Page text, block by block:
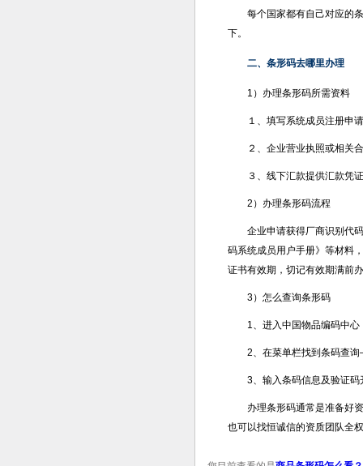
每个国家都有自己对应的
下。
二、条形码去哪里办理
1）办理条形码所需资料
１、填写系统成员注册申
２、企业营业执照或相关
３、线下汇款提供汇款凭
2）办理条形码流程
企业申请获得厂商识别代
码系统成员用户手册》等材料
证书有效期，切记有效期满前
3）怎么查询条形码
1、进入中国物品编码中
2、在菜单栏找到条码查
3、输入条码信息及验证码
办理条形码通常是准备好
也可以找恒诚信的资质团队全